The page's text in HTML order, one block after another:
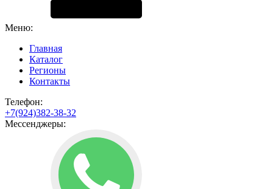
Меню:
Главная
Каталог
Регионы
Контакты
Телефон:
+7(924)382-38-32
Мессенджеры: